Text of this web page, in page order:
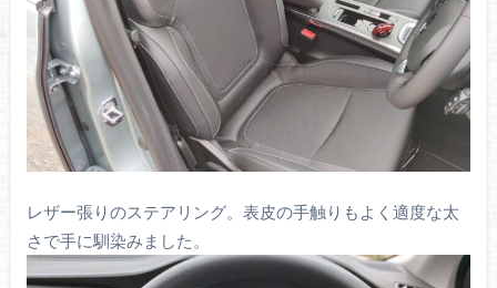
レザー張りのステアリング。表皮の手触りもよく適度な太
さで手に馴染みました。